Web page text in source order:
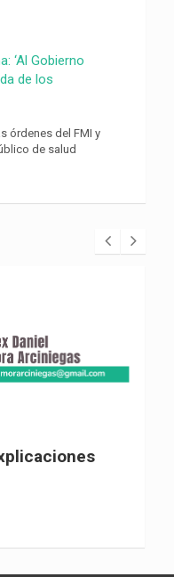
‘Al Gobierno
de los
órdenes del FMI y
de salud